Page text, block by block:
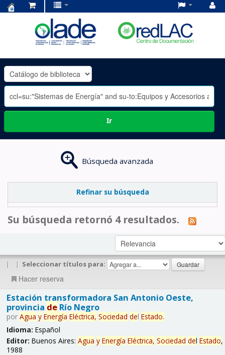
OLADE
-
Ir
Búsqueda avanzada
Refinar su búsqueda
Su búsqueda retornó 4 resultados.
| | Seleccionar títulos para:
Hacer reserva
Estación transformadora San Antonio Oeste,
provincia deRío Negro
por Agua y Energía Eléctrica, Sociedad del Estado.
Idioma: Español
Editor: Buenos Aires: Agua y Energía Eléctrica, Sociedad del Estado,
1988